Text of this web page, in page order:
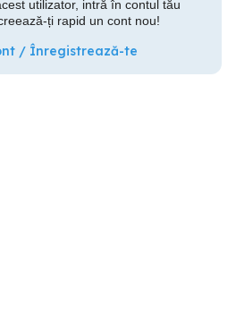
utilizator, intră în contul tău
ți rapid un cont nou!
/ Înregistrează-te